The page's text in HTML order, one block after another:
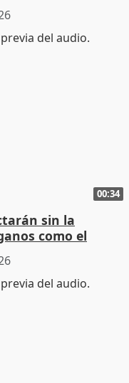
00:34
sin la
como el